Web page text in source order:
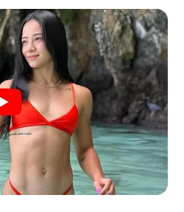
erhaltene, autofreie Insel,
hundert Jahren
verkehren, ist ein
und Kunstfreunde.
Natur gibt an der Nordspitze